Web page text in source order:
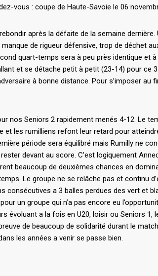
vous : coupe de Haute-Savoie le 06
après la défaite de la semaine
de rigueur défensive, trop de déchet
quart-temps sera à peu près identique et
et se détache petit à petit (23-14) pour ce 3
à bonne distance. Pour s’imposer au
nos Seniors 2 rapidement menés 4-12. Le
et les rumilliens refont leur retard pour
période sera équilibré mais Rumilly ne
devant au score. C’est logiquement
beaucoup de deuxièmes chances en
Le groupe ne se relâche pas et continu
consécutives a 3 balles perdues des vert et
un groupe qui n’a pas encore eu
évoluant a la fois en U20, loisir ou Seniors 1,
de beaucoup de solidarité durant le
les années a venir se passe bien.